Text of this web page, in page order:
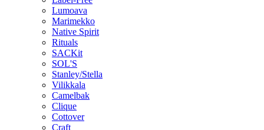
Lumoava
Marimekko
Native Spirit
Rituals
SACKit
SOL'S
Stanley/Stella
Vilikkala
Camelbak
Clique
Cottover
Craft